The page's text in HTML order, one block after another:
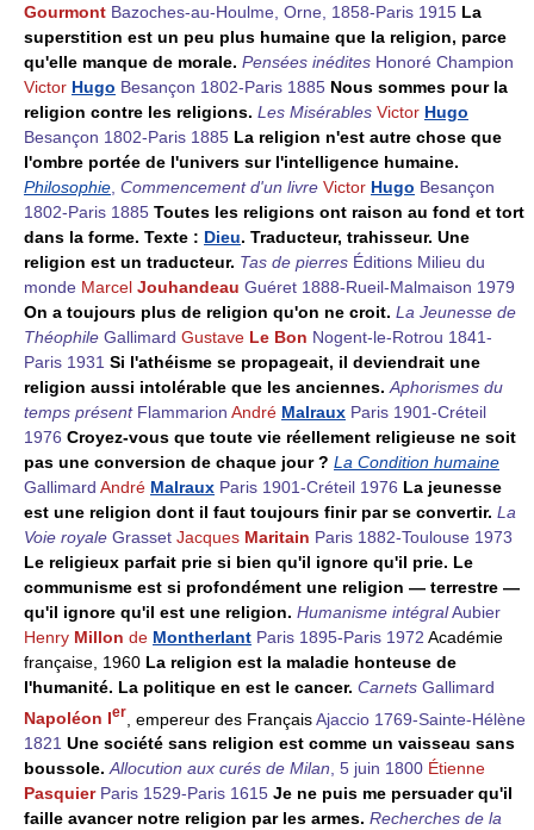
Gourmont Bazoches-au-Houlme, Orne, 1858-Paris 1915 La
superstition est un peu plus humaine que la religion, parce
qu'elle manque de morale. Pensées inédites Honoré Champion
Victor Hugo Besançon 1802-Paris 1885 Nous sommes pour la
religion contre les religions. Les Misérables Victor Hugo
Besançon 1802-Paris 1885 La religion n'est autre chose que
l'ombre portée de l'univers sur l'intelligence humaine.
Philosophie Commencement d'un livre Victor Hugo Besançon
1802-Paris 1885 Toutes les religions ont raison au fond et tort
dans la forme. Texte : Dieu. Traducteur, trahisseur. Une
religion est un traducteur. Tas de pierres Éditions Milieu du
monde Marcel Jouhandeau Guéret 1888-Rueil-Malmaison 1979
On a toujours plus de religion qu'on ne croit. La Jeunesse de
Théophile Gallimard Gustave Le Bon Nogent-le-Rotrou 1841-
Paris 1931 Si l'athéisme se propageait, il deviendrait une
religion aussi intolérable que les anciennes. Aphorismes du
temps présentFlammarion André Malraux Paris 1901-Créteil
1976 Croyez-vous que toute vie réellement religieuse ne soit
pas une conversion de chaque jour ? La Condition humaine
Gallimard André Malraux Paris 1901-Créteil 1976 La jeunesse
est une religion dont il faut toujours finir par se convertir. La
Voie royale Grasset Jacques Maritain Paris 1882-Toulouse 1973
Le religieux parfait prie si bien qu'il ignore qu'il prie. Le
communisme est si profondément une religion — terrestre —
qu'il ignore qu'il est une religion. Humanisme intégralAubier
Henry Millon de Montherlant Paris 1895-Paris 1972 Académie
française, 1960 La religion est la maladie honteuse de
l'humanité. La politique en est le cancer. Carnets Gallimard
Napoléon Ier , empereur des FrançaisAjaccio 1769-Sainte-Hélène
1821 Une société sans religion est comme un vaisseau sans
boussole. Allocution aux curés de Milan, 5 juin 1800 Étienne
Pasquier Paris 1529-Paris 1615 Je ne puis me persuader qu'il
faille avancer notre religion par les armes. Recherches de la